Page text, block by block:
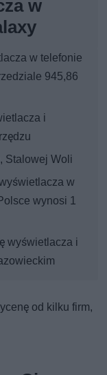
w
w telefonie
945,86
i
Stalowej Woli
w
wynosi 1
wyświetlacza i
od kilku firm,